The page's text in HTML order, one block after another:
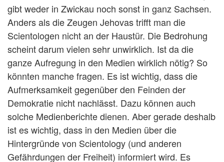
gibt weder in Zwickau noch sonst in ganz Sachsen.
Anders als die Zeugen Jehovas trifft man die
Scientologen nicht an der Haustür. Die Bedrohung
scheint darum vielen sehr unwirklich. Ist da die
ganze Aufregung in den Medien wirklich nötig? So
könnten manche fragen. Es ist wichtig, dass die
Aufmerksamkeit gegenüber den Feinden der
Demokratie nicht nachlässt. Dazu können auch
solche Medienberichte dienen. Aber gerade deshalb
ist es wichtig, dass in den Medien über die
Hintergründe von Scientology (und anderen
Gefährdungen der Freiheit) informiert wird. Es